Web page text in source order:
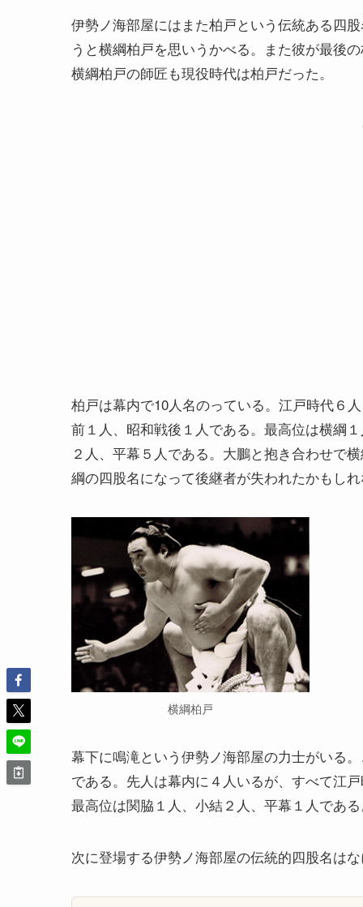
伊勢ノ海部屋にはまた柏戸という伝統ある四
うと横綱柏戸を思いうかべる。また彼が最後
横綱柏戸の師匠も現役時代は柏戸だった。
柏戸は幕内で10人名のっている。江戸時代６
前１人、昭和戦後１人である。最高位は横綱
２人、平幕５人である。大鵬と抱き合わせで
綱の四股名になって後継者が失われたかもし
横綱柏戸
幕下に鳴滝という伊勢ノ海部屋の力士がいる
である。先人は幕内に４人いるが、すべて江
最高位は関脇１人、小結２人、平幕１人であ
次に登場する伊勢ノ海部屋の伝統的四股名は